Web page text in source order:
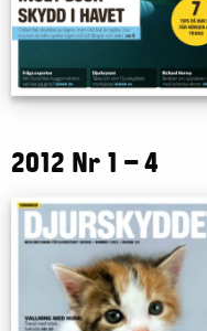
2012 Nr 1 – 4